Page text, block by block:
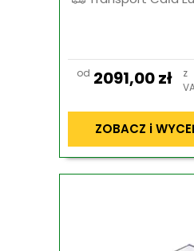
od 2091,00zł
z
ZOBACZ i